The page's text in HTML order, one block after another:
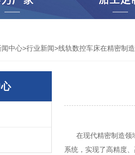
闻中心>行业新闻>线轨数控车床在精密制
在现代精密制造领域
系统，实现了高精度